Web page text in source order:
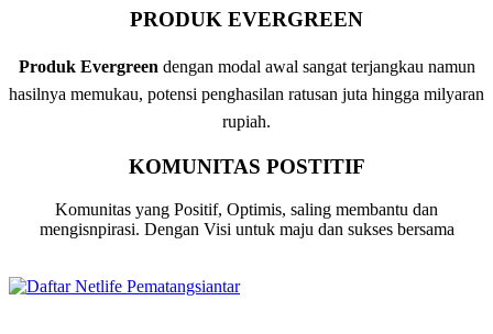
PRODUK EVERGREEN
Produk Evergreen dengan modal awal sangat terjangkau namun
hasilnya memukau, potensi penghasilan ratusan juta hingga milyaran
rupiah.
KOMUNITAS POSTITIF
Komunitas yang Positif, Optimis, saling membantu dan
mengisnpirasi. Dengan Visi untuk maju dan sukses bersama